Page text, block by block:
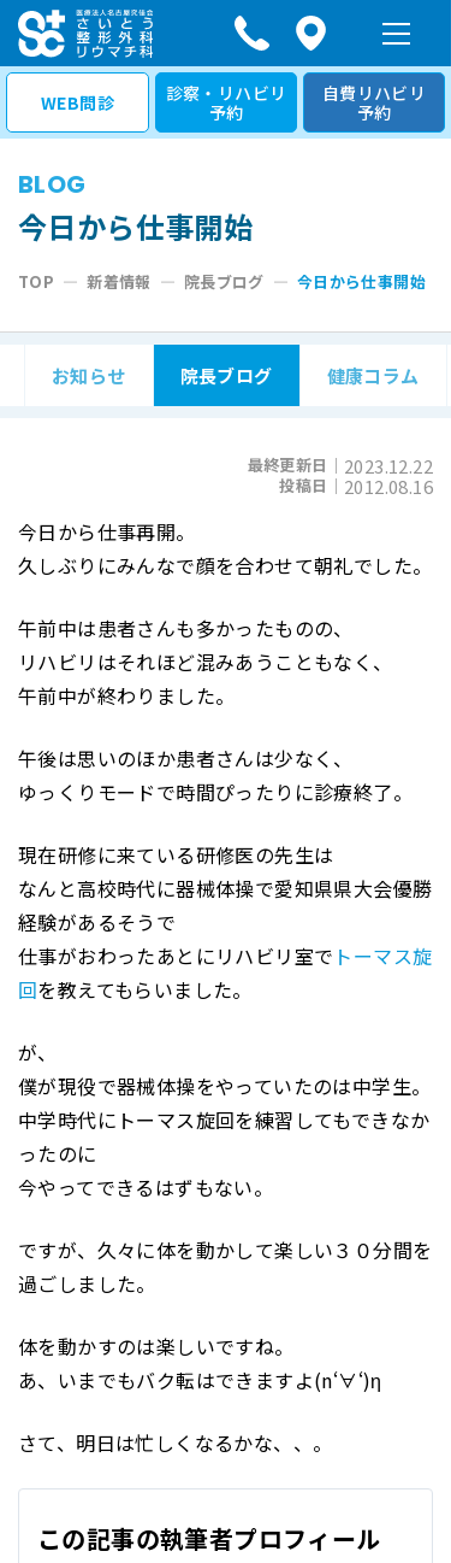
コ
ン
テ
ス
WEB問診
診察・リハビリ
予約
自費リハビリ
予約
BLOG
今日から仕事開始
TOP —新着情報 — 院長ブログ — 今日から仕事開始
お知らせ 院長ブログ 健康コラム
投稿日｜ 2012.08.16
最終更新日｜ 2023.12.22
今日から仕事再開。
久しぶりにみんなで顔を合わせて朝礼でした。
午前中は患者さんも多かったものの、
リハビリはそれほど混みあうこともなく、
午前中が終わりました。
午後は思いのほか患者さんは少なく、
ゆっくりモードで時間ぴったりに診療終了。
現在研修に来ている研修医の先生は
なんと高校時代に器械体操で愛知県県大会優勝
経験があるそうで
仕事がおわったあとにリハビリ室で トーマス旋
回を教えてもらいました。
が、
僕が現役で器械体操をやっていたのは中学生。
中学時代にトーマス旋回を練習してもできなか
ったのに
今やってできるはずもない。
ですが、久々に体を動かして楽しい３０分間を
過ごしました。
体を動かすのは楽しいですね。
あ、いまでもバク転はできますよ(n‘∀‘)η
さて、明日は忙しくなるかな、、。
この記事の執筆者プロフィール